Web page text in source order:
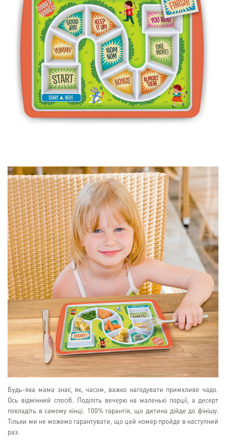
Будь-яка мама знає, як, часом, важко нагодувати примхливе чадо.
Ось відмінний спосіб. Поділіть вечерю на маленькі порції, а десерт
покладіть в самому кінці. 100% гарантія, що дитина дійде до фінішу.
Тільки ми не можемо гарантувати, що цей номер пройде в наступний
раз.